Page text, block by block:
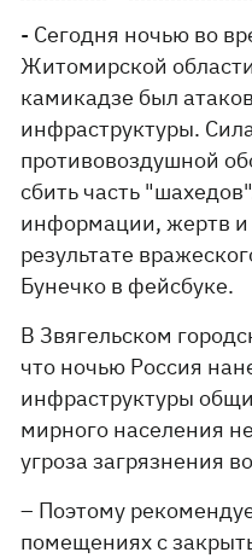
- Сегодня ночью во
Житомирской
камикадзе был
инфраструктуры.
противовоздушной
сбить часть
информации, жертв и
результате
Бунечко в фейсбуке.
В Звягельском
что ночью Россия
инфраструктуры
мирного населения
угроза загрязнения
– Поэтому
помещениях с